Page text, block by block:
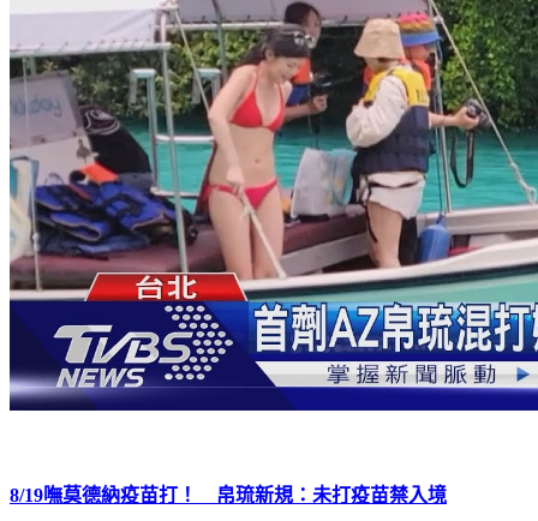
8/19嘸莫德納疫苗打！ 帛琉新規：未打疫苗禁入境